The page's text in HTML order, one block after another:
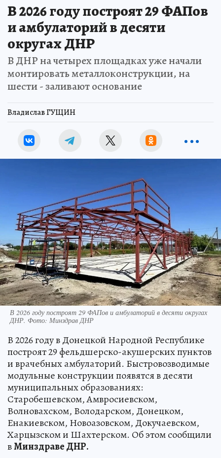
В 2026 году построят 29 ФАПов
и амбулаторий в десяти
округах ДНР
В ДНР на четырех площадках уже начали
монтировать металлоконструкции, на
шести - заливают основание
Владислав ГУЩИН
В 2026 году построят 29 ФАПов и амбулаторий в десяти округах
ДНР. Фото: Минздрав ДНР
В 2026 году в Донецкой Народной Республике
построят 29 фельдшерско-акушерских пунктов
и врачебных амбулаторий. Быстровозводимые
модульные конструкции появятся в десяти
муниципальных образованиях:
Старобешевском, Амвросиевском,
Волновахском, Володарском, Донецком,
Енакиевском, Новоазовском, Докучаевском,
Харцызском и Шахтерском. Об этом сообщили
вМинздраве ДНР.